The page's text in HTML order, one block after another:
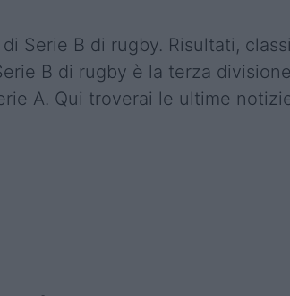
Serie B di rugby. Risultati,
B di rugby è la terza
A. Qui troverai le ultime